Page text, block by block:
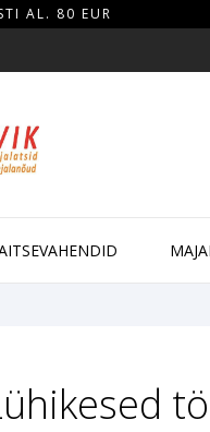
AL. 80 EUR